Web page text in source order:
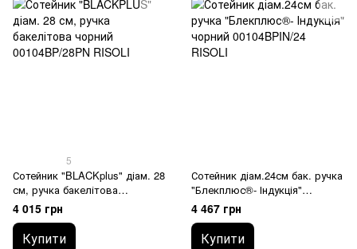
5
Сотейник "BLACKplus" діам. 28
см, ручка бакелітова
00104BP/28PN RISOLI
4 015 грн
Купити
Сотейник діам.24см бак. ручка
"Блекплюс®- Індукція"
00104BPIN/24 RISOLI
4 467 грн
Купити